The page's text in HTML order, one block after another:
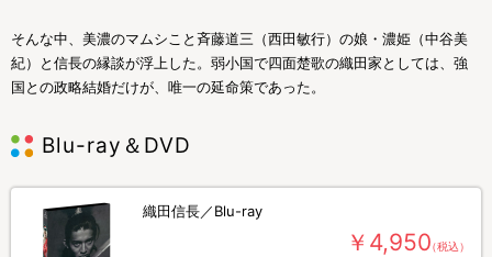
そんな中、美濃のマムシこと斉藤道三（西田敏行）の娘・濃姫（中谷美
紀）と信長の縁談が浮上した。弱小国で四面楚歌の織田家としては、強
国との政略結婚だけが、唯一の延命策であった。
Blu-ray＆DVD
織田信長／Blu-ray
￥4,950（税込）